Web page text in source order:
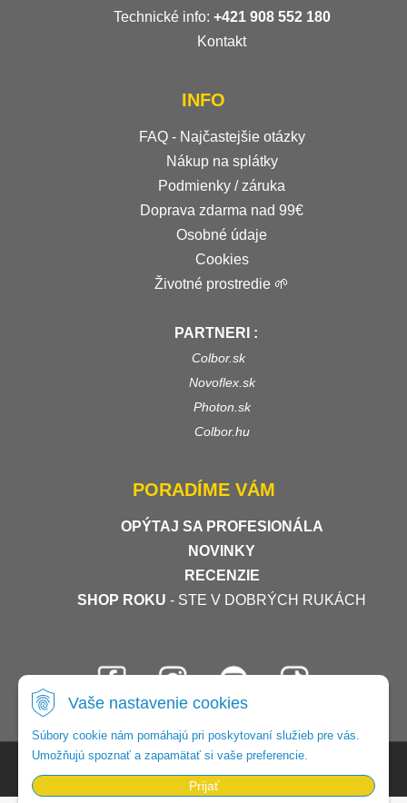
Vaše nastavenie cookies
Súbory cookie nám pomáhajú pri poskytovaní služieb pre vás.
Umožňujú spoznať a zapamätať si vaše preferencie.
Prijať
Technické info: +421 908 552 180
Kontakt
INFO
FAQ - Najčastejšie otázky
Nákup na splátky
Podmienky / záruka
Doprava zdarma nad 99€
Osobné údaje
Cookies
Životné prostredie 🌱
PARTNERI :
Colbor.sk
Novoflex.sk
Photon.sk
Colbor.hu
PORADÍME VÁM
OPÝTAJ SA PROFESIONÁLA
NOVINKY
RECENZIE
SHOP ROKU - STE V DOBRÝCH RUKÁCH
© 2026 Foto-video-shop •tvorba eshopu cez UNIobchod
spoločnostiWEBYGROUP